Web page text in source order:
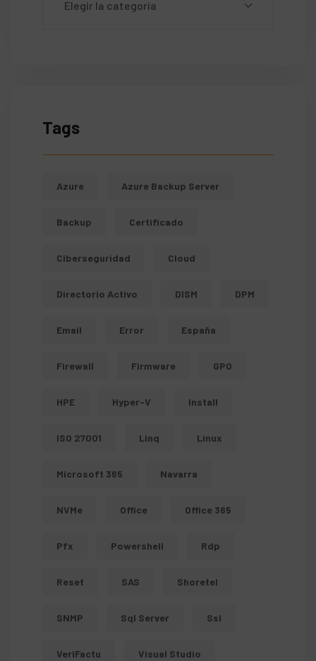
Tags
Azure Azure Backup Server
Backup Certificado
Ciberseguridad Cloud
Directorio Activo DISM DPM
Email Error España
Firewall Firmware GPO
HPE Hyper-V Install
ISO 27001 Linq Linux
Microsoft 365 Navarra
NVMe Office Office 365
Pfx Powershell Rdp
Reset SAS Shoretel
SNMP Sql Server Ssl
VeriFactu Visual Studio